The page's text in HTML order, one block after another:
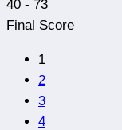
40 - 73
Final Score
1
2
3
4